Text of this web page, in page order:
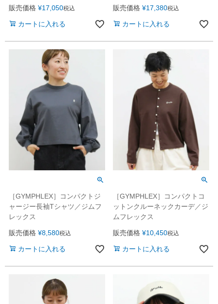
販売価格 ¥17,050税込
カートに入れる
販売価格 ¥17,380税込
カートに入れる
［GYMPHLEX］コンパクトジ
ャージー長袖Tシャツ／ジムフ
レックス
販売価格 ¥8,580税込
カートに入れる
［GYMPHLEX］コンパクトコ
ットンクルーネックカーデ／ジ
ムフレックス
販売価格 ¥10,450税込
カートに入れる